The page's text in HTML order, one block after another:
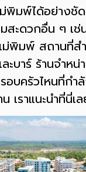
ม่พิมพ์ได้อย่างชั
ะดวกอื่น ๆ เช่
พิมพ์ สถานที่ส
ะบาร์ ร้านจำหน่
อบครัวไหนที่ก
เราแนะนำที่นี่เ